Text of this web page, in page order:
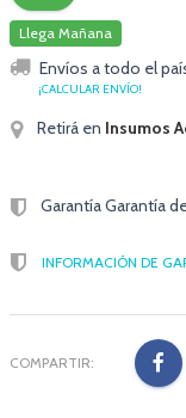
Llega Mañana
Envíos a todo el
¡CALCULAR ENVÍO!
Retirá en Insumos
Garantía Garantía
INFORMACIÓN DE
COMPARTIR: